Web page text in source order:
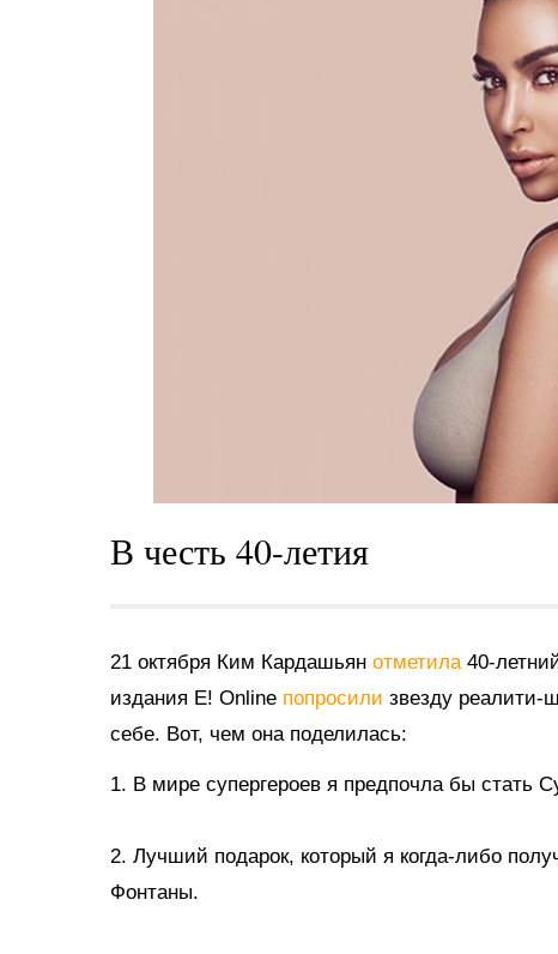
В честь 40-летия
21 октября Ким Кардашьян отметила 40-
издания E! Online попросили звезду реалити-
себе. Вот, чем она поделилась:
1. В мире супергероев я предпочла бы стать
2. Лучший подарок, который я когда-либо
Фонтаны.